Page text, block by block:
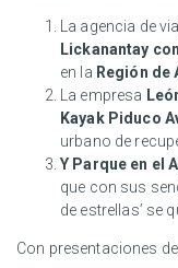
La agencia de
Lickanantay
en la Región de
La empresa
Kayak Piduco
urbano de
Y Parque en el
que con sus
de estrellas’ se
Con presentaciones